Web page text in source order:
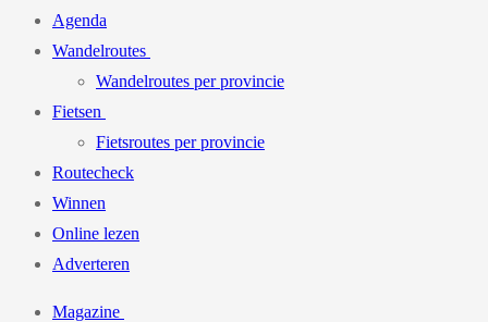
Agenda
Wandelroutes
Wandelroutes per provincie
Fietsen
Fietsroutes per provincie
Routecheck
Winnen
Online lezen
Adverteren
Magazine